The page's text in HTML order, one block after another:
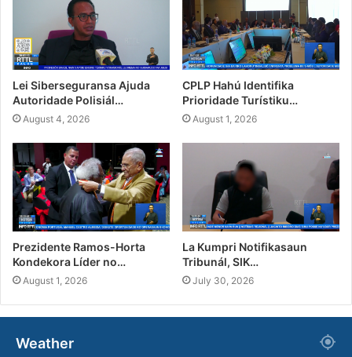
Lei Siberseguransa Ajuda
Autoridade Polisiál…
August 4, 2026
CPLP Hahú Identifika
Prioridade Turístiku…
August 1, 2026
Prezidente Ramos-Horta
Kondekora Líder no…
August 1, 2026
La Kumpri Notifikasaun
Tribunál, SIK…
July 30, 2026
Weather